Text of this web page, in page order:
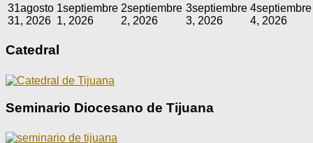
31agosto
31, 2026
1septiembre
1, 2026
2septiembre
2, 2026
3septiembre
3, 2026
4septiembre
4, 2026
Catedral
Seminario Diocesano de Tijuana